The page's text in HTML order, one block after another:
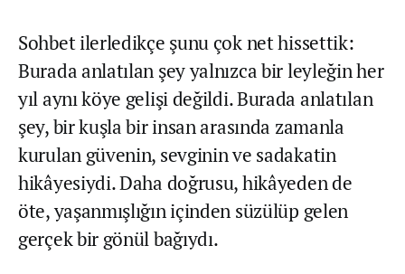
Sohbet ilerledikçe şunu çok net hissettik:
Burada anlatılan şey yalnızca bir leyleğin her
yıl aynı köye gelişi değildi. Burada anlatılan
şey, bir kuşla bir insan arasında zamanla
kurulan güvenin, sevginin ve sadakatin
hikâyesiydi. Daha doğrusu, hikâyeden de
öte, yaşanmışlığın içinden süzülüp gelen
gerçek bir gönül bağıydı.